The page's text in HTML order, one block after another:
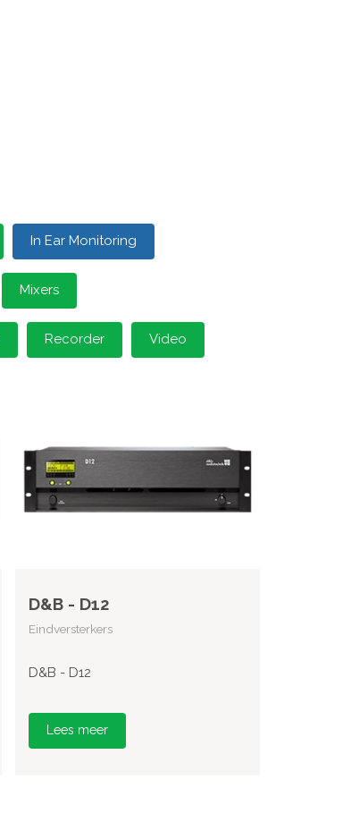
In Ear Monitoring
Mixers
Recorder Video
D&B - D12
Eindversterkers
D&B - D12
Lees meer